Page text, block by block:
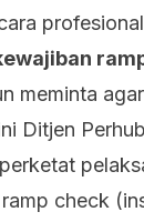
meminta
Ditjen
check